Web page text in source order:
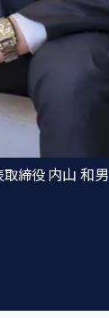
取締役内山 和男